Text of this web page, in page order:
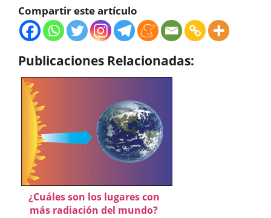
Compartir este artículo
Publicaciones Relacionadas:
¿Cuáles son los lugares con
más radiación del mundo?